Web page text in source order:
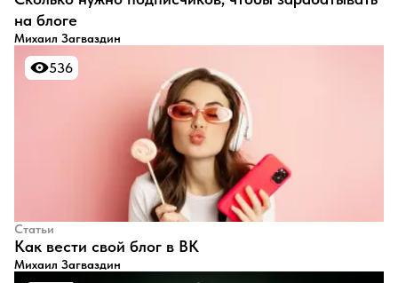
на блоге
Михаил Загваздин
536
536
Статьи
​Как вести свой блог в ВК
Михаил Загваздин